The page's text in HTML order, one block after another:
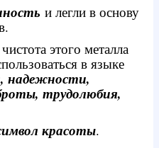
и легли в основу
этого металла
в языке
надежности,
трудолюбия,
красоты.